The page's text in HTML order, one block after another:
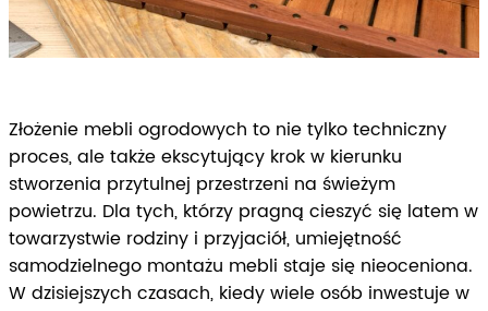
Złożenie mebli ogrodowych to nie tylko techniczny
proces, ale także ekscytujący krok w kierunku
stworzenia przytulnej przestrzeni na świeżym
powietrzu. Dla tych, którzy pragną cieszyć się latem w
towarzystwie rodziny i przyjaciół, umiejętność
samodzielnego montażu mebli staje się nieoceniona.
W dzisiejszych czasach, kiedy wiele osób inwestuje w